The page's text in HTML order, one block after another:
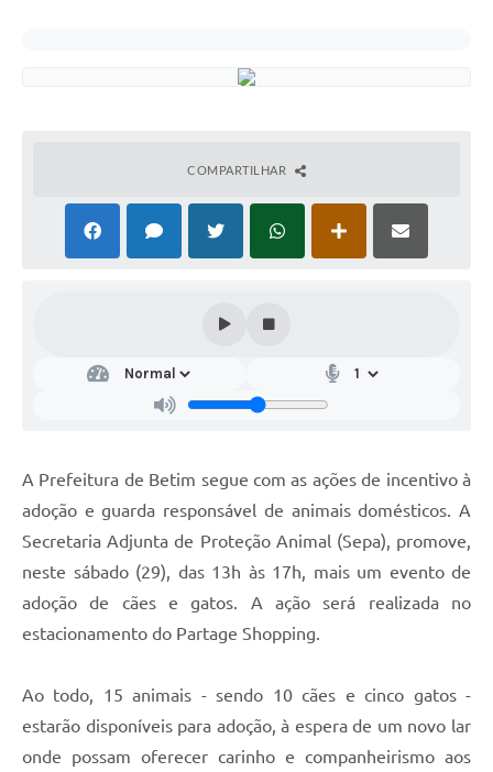
COMPARTILHAR
A Prefeitura de Betim segue com as ações de incentivo à
adoção e guarda responsável de animais domésticos. A
Secretaria Adjunta de Proteção Animal (Sepa), promove,
neste sábado (29), das 13h às 17h, mais um evento de
adoção de cães e gatos. A ação será realizada no
estacionamento do Partage Shopping.
Ao todo, 15 animais - sendo 10 cães e cinco gatos -
estarão disponíveis para adoção, à espera de um novo lar
onde possam oferecer carinho e companheirismo aos